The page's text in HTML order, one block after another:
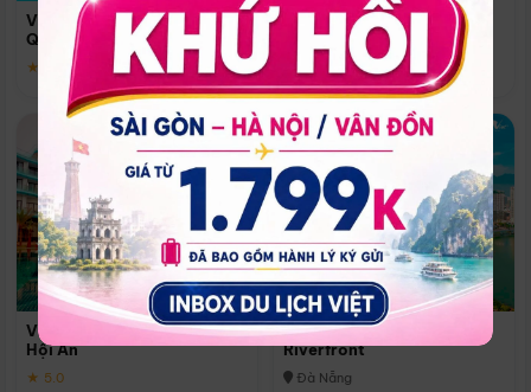
Vinpearl Resort & Spa Phu
Quoc
★ 5.0
Quoc
Phú Quốc
★ 5.0
Vinpearl Resort & Golf Nam
Hội An
★ 5.0
Melia Vinpearl Danang
Riverfront
Đà Nẵng